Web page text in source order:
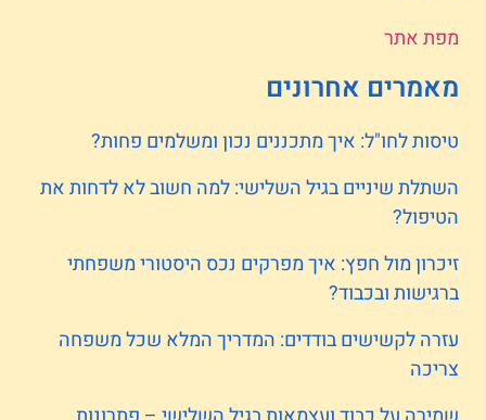
מפת אתר
מאמרים אחרונים
טיסות לחו"ל: איך מתכננים נכון ומשלמים פחות?
השתלת שיניים בגיל השלישי: למה חשוב לא לדחות את
הטיפול?
זיכרון מול חפץ: איך מפרקים נכס היסטורי משפחתי
ברגישות ובכבוד?
עזרה לקשישים בודדים: המדריך המלא שכל משפחה
צריכה